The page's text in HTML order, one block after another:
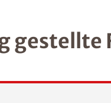
gestellte